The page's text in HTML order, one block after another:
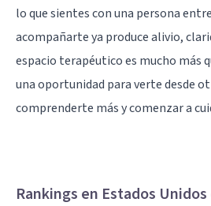
lo que sientes con una persona
acompañarte ya produce alivio,
espacio terapéutico es mucho más
una oportunidad para verte desde
comprenderte más y comenzar a
Rankings en Estados